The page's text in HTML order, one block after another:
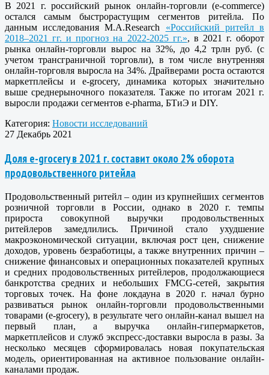
В 2021 г. российский рынок онлайн-торговли (e-commerce)
остался самым быстрорастущим сегментов ритейла. По
данным исследования M.A.Research «Российский ритейл в
2018–2021 гг. и прогноз на 2022-2025 гг.», в 2021 г. оборот
рынка онлайн-торговли вырос на 32%, до 4,2 трлн руб. (с
учетом трансграничной торговли), в том числе внутренняя
онлайн-торговля выросла на 34%. Драйверами роста остаются
маркетплейсы и e-grocery, динамика которых значительно
выше среднерыночного показателя. Также по итогам 2021 г.
выросли продажи сегментов e-pharma, БТиЭ и DIY.
Категория: Новости исследований
27 Декабрь 2021
Доля e-grocery в 2021 г. составит около 2% оборота
продовольственного ритейла
Продовольственный ритейл – один из крупнейших сегментов
розничной торговли в России, однако в 2020 г. темпы
прироста совокупной выручки продовольственных
ритейлеров замедлились. Причиной стало ухудшение
макроэкономической ситуации, включая рост цен, снижение
доходов, уровень безработицы, а также внутренних причин –
снижение финансовых и операционных показателей крупных
и средних продовольственных ритейлеров, продолжающиеся
банкротства средних и небольших FMCG-сетей, закрытия
торговых точек. На фоне локдауна в 2020 г. начал бурно
развиваться рынок онлайн-торговли продовольственными
товарами (e-grocery), в результате чего онлайн-канал вышел на
первый план, а выручка онлайн-гипермаркетов,
маркетплейсов и служб экспресс-доставки выросла в разы. За
несколько месяцев сформировалась новая покупательская
модель, ориентированная на активное пользование онлайн-
каналами продаж.